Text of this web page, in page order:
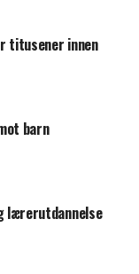
titusener innen
barn
lærerutdannelse